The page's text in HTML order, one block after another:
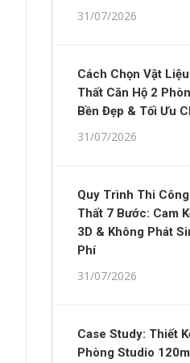
31/07/2026
Cách Chọn Vật
Thất Căn Hộ 2
Bền Đẹp & Tối Ưu
31/07/2026
Quy Trình Thi
Thất 7 Bước: Cam
3D & Không Phát
Phí
31/07/2026
Case Study: Thiết
Phòng Studio